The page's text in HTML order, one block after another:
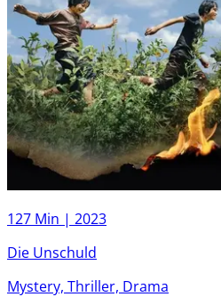
127 Min | 2023
Die Unschuld
Mystery, Thriller, Drama